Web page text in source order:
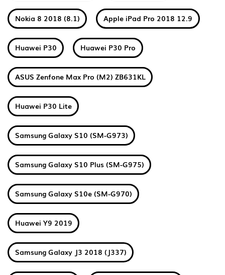
Nokia 8 2018 (8.1) Apple iPad Pro 2018 12.9
Huawei P30 Huawei P30 Pro
ASUS Zenfone Max Pro (M2) ZB631KL
Huawei P30 Lite
Samsung Galaxy S10 (SM-G973)
Samsung Galaxy S10 Plus (SM-G975)
Samsung Galaxy S10e (SM-G970)
Huawei Y9 2019
Samsung Galaxy J3 2018 (J337)